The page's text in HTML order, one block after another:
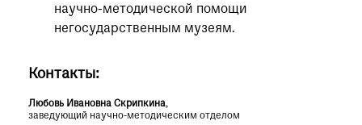
научно-методической помощи
негосударственным музеям.
Контакты:
Любовь Ивановна Скрипкина,
заведующий научно-методическим отделом